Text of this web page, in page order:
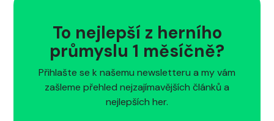
To nejlepší z herního
průmyslu 1 měsíčně?
Přihlašte se k našemu newsletteru a my vám
zašleme přehled nejzajímavějších článků a
nejlepších her.